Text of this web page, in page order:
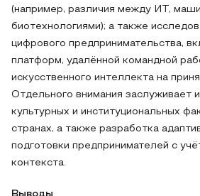
(например, различия между ИТ,
биотехнологиями); а также
цифрового предпринимательства,
платформ, удалённой командной
искусственного интеллекта на
Отдельного внимания заслуживает
культурных и институциональных
странах, а также разработка
подготовки предпринимателей с
контекста.